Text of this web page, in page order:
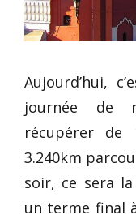
Aujourd’hui,
journée de
récupérer
3.240km
soir, ce sera
un terme final